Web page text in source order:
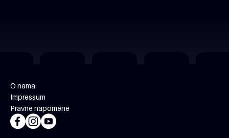
O nama
Impressum
Pravne napomene